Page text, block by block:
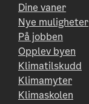
Dine vaner
Nye muligheter
På jobben
Opplev byen
Klimatilskudd
Klimamyter
Klimaskolen